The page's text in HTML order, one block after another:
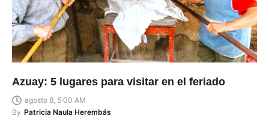
Azuay: 5 lugares para visitar en el feriado
agosto 8, 5:00 AM
By Patricia Naula Herembás